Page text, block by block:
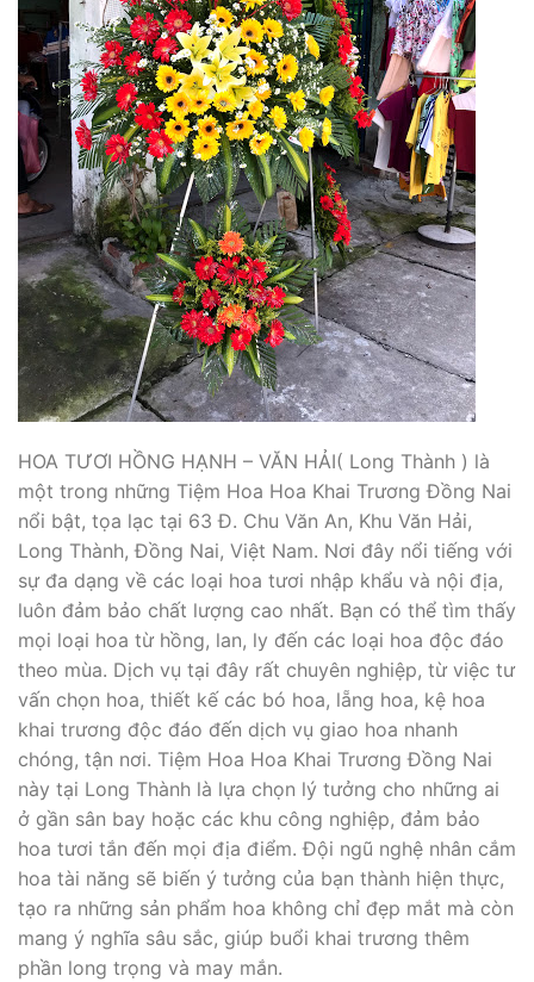
HOA TƯƠI HỒNG HẠNH – VĂN HẢI( Long Thành ) là
một trong những Tiệm Hoa Hoa Khai Trương Đồng Nai
nổi bật, tọa lạc tại 63 Đ. Chu Văn An, Khu Văn Hải,
Long Thành, Đồng Nai, Việt Nam. Nơi đây nổi tiếng với
sự đa dạng về các loại hoa tươi nhập khẩu và nội địa,
luôn đảm bảo chất lượng cao nhất. Bạn có thể tìm thấy
mọi loại hoa từ hồng, lan, ly đến các loại hoa độc đáo
theo mùa. Dịch vụ tại đây rất chuyên nghiệp, từ việc tư
vấn chọn hoa, thiết kế các bó hoa, lẵng hoa, kệ hoa
khai trương độc đáo đến dịch vụ giao hoa nhanh
chóng, tận nơi. Tiệm Hoa Hoa Khai Trương Đồng Nai
này tại Long Thành là lựa chọn lý tưởng cho những ai
ở gần sân bay hoặc các khu công nghiệp, đảm bảo
hoa tươi tắn đến mọi địa điểm. Đội ngũ nghệ nhân cắm
hoa tài năng sẽ biến ý tưởng của bạn thành hiện thực,
tạo ra những sản phẩm hoa không chỉ đẹp mắt mà còn
mang ý nghĩa sâu sắc, giúp buổi khai trương thêm
phần long trọng và may mắn.